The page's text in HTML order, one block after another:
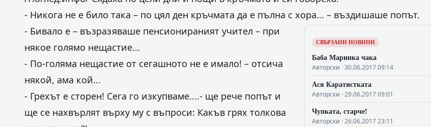
- Никога не е било така – по цял ден кръчмата да е пълна с хора... – въздишаше попът.
СВЪРЗАНИ НОВИНИ
Баба Маринка чака
Авторски · 30.06.2017 09:14
Ася Каратистката
Авторски · 29.06.2017 09:01
Чупката, старче!
Авторски · 26.06.2017 23:11
- Бивало е – възразяваше пенсионираният учител – при
някое голямо нещастие...
- По-голяма нещастие от сегашното не е имало! – отсича
някой, ама кой...
- Грехът е сторен! Сега го изкупваме....- ще рече попът и
ще се нахвърлят върху му с въпроси: Какъв грях толкова